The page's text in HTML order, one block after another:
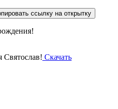
ссылку на открытку
Скачать